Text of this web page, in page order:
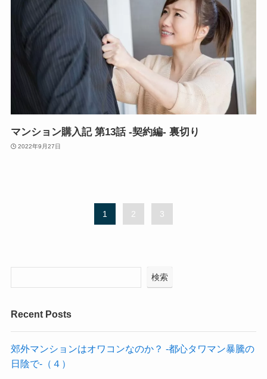
マンション購入記 第13話 -契約編- 裏切り
2022年9月27日
1 2 3
検索
Recent Posts
郊外マンションはオワコンなのか？ -都心タワマン暴騰の
日陰で-（４）